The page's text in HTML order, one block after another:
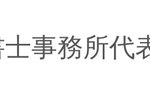
事務所代